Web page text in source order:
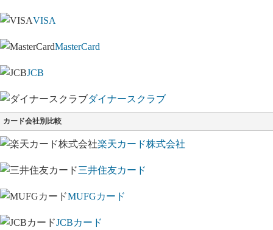
VISA
MasterCard
JCB
ダイナースクラブ
カード会社別比較
楽天カード株式会社
三井住友カード
MUFGカード
JCBカード